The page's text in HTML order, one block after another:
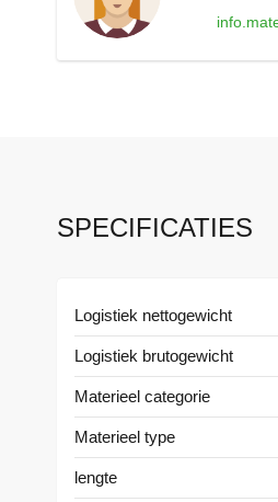
SPECIFICATIES
Meer
informatie
Logistiek nettogewicht
Logistiek brutogewicht
Materieel categorie
Materieel type
lengte